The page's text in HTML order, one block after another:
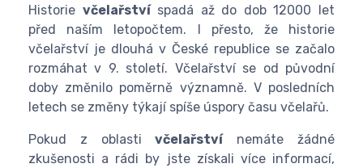
Historie včelařstvíspadá až do dob 12000 let
před naším letopočtem. I přesto, že historie
včelařství je dlouhá v České republice se začalo
rozmáhat v 9. století. Včelařství se od původní
doby změnilo poměrně významně. V posledních
letech se změny týkají spíše úspory času včelařů.
Pokud z oblastivčelařstvínemáte žádné
zkušenosti a rádi by jste získali více informací,